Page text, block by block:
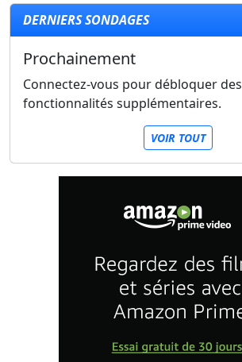
DERNIERS SONDAGES
Prochainement
Connectez-vous pour débloquer des
fonctionnalités supplémentaires.
VOIR TOUT